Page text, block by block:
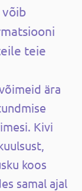
võib
teie
ära
Kivi
koos
samal ajal